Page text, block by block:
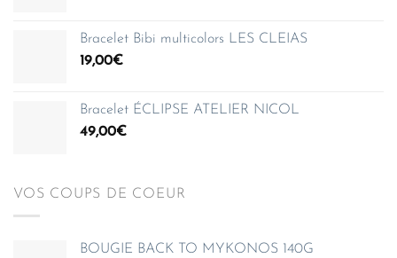
35,00€
Bracelet Bibi multicolors LES CLEIAS
19,00€
Bracelet ÉCLIPSE ATELIER NICOL
49,00€
VOS COUPS DE COEUR
BOUGIE BACK TO MYKONOS 140G